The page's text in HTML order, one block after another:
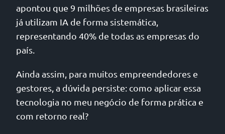
apontou que 9 milhões de empresas brasileiras
já utilizam IA de forma sistemática,
representando 40% de todas as empresas do
país.
Ainda assim, para muitos empreendedores e
gestores, a dúvida persiste: como aplicar essa
tecnologia no meu negócio de forma prática e
com retorno real?